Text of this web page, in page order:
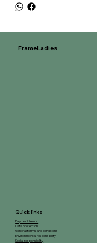
FrameLadies
Payment terms
Data protection
General terms and conditions
Environmental responsibility
Social responsibility
Quick links